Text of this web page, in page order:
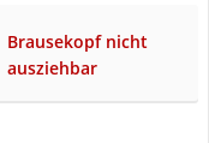
Brausekopf nicht
ausziehbar